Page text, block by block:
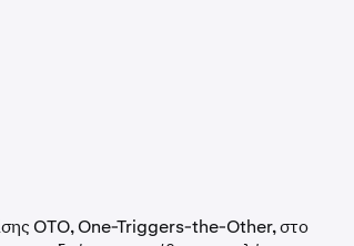
OTO, One-Triggers-the-Other, στο